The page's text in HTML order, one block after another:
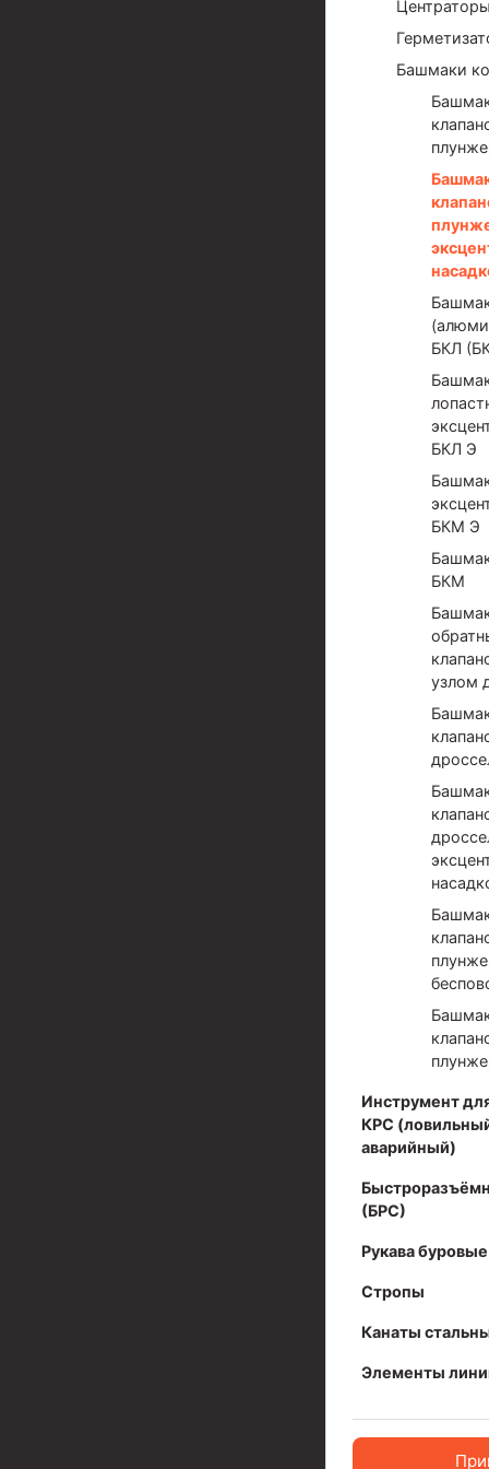
Циркуляционные системы и оборудование для
Головки цементировочные универсальные
Устройство экранирующее для
Инструмент для бурения и КРС (ловильный,
Башмаки
БКЛ
БКЛ Э
БКМ Э
БКМ
узлом
Инструмент
КРС
аварийный)
(БРС)
Рукава буровые
Стропы
Канаты
Элементы